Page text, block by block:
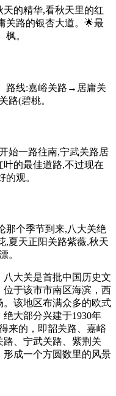
的精华,看秋天里的红
关路的银杏大道。🌟最
。
路线:嘉峪关路→居庸关
路(碧桃。
始一路往南,宁武关路居
的最佳道路,不过现在
观。
那个季节到来,八大关绝
,夏天正阳关路紫薇,秋天
。
大关是首批中国历史文
于该市市南区海滨，西
该地区布满众多的欧式
大部分兴建于1930年
来的，即韶关路、嘉峪
、宁武关路、紫荆关
成一个方圆数里的风景